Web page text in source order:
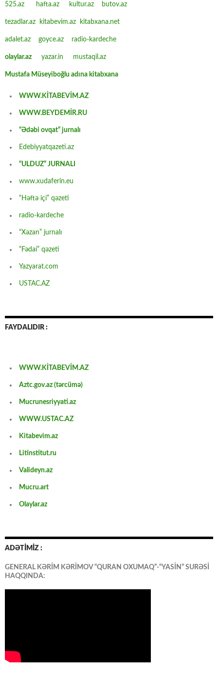
525.az hafta.az kultur.az butov.az
tezadlar.az kitabevim.az kitabxana.net
adalet.az goyce.az radio-kardeche
olaylar.az yazar.in mustaqil.az
Mustafa Müseyiboğlu adına kitabxana
WWW.KİTABEVİM.AZ
WWW.BEYDEMİR.RU
“Ədəbi ovqat” jurnalı
Edebiyyatqazeti.az
“ULDUZ” JURNALI
www.xudaferin.eu
“Həftə içi” qəzeti
radio-kardeche
“Xəzan” jurnalı
“Fədai” qəzeti
Yazyarat.com
USTAC.AZ
FAYDALIDIR :
WWW.KİTABEVİM.AZ
Aztc.gov.az (tərcümə)
Mucrunesriyyati.az
WWW.USTAC.AZ
Kitabevim.az
Litinstitut.ru
Valideyn.az
Mucru.art
Olaylar.az
ADƏTİMİZ :
GENERAL KƏRİM KƏRİMOV “QURAN OXUMAQ”-“YASİN” SURƏSİ
HAQQINDA: